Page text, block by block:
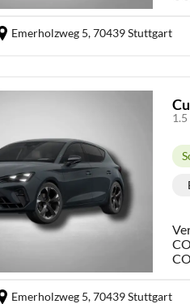
Emerholzweg 5,70439 Stuttgart
1.5
CO
CO
Emerholzweg 5,70439 Stuttgart